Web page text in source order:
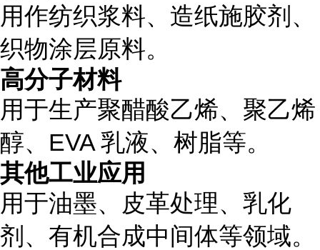
用作纺织浆料、造纸施胶剂、
织物涂层原料。
高分子材料
用于生产聚醋酸乙烯、聚乙烯
醇、EVA 乳液、树脂等。
其他工业应用
用于油墨、皮革处理、乳化
剂、有机合成中间体等领域。